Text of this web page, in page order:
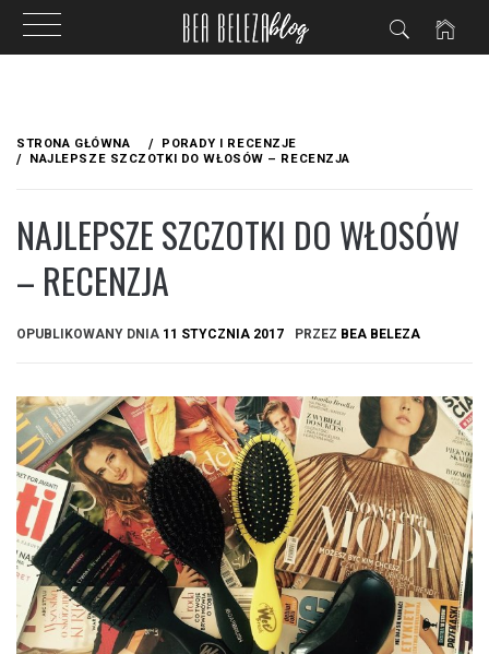
treści
STRONA GŁÓWNA
PORADY I RECENZJE
NAJLEPSZE SZCZOTKI DO WŁOSÓW – RECENZJA
NAJLEPSZE SZCZOTKI DO WŁOSÓW
– RECENZJA
OPUBLIKOWANY DNIA 11 STYCZNIA 2017 PRZEZ BEA BELEZA